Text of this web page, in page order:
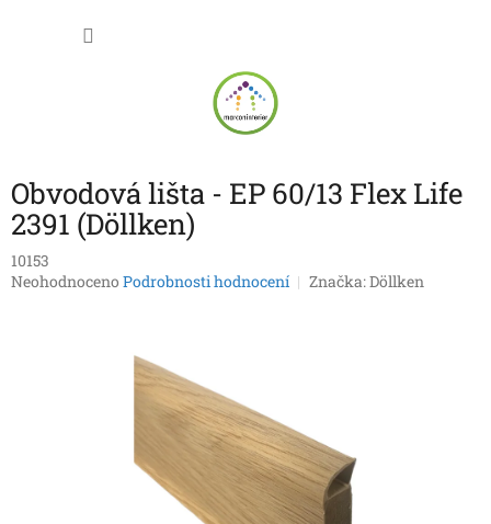
Obvodová lišta - EP 60/13 Flex Life
2391 (Döllken)
10153
Průměrné
Neohodnoceno Podrobnosti hodnocení Značka:Döllken